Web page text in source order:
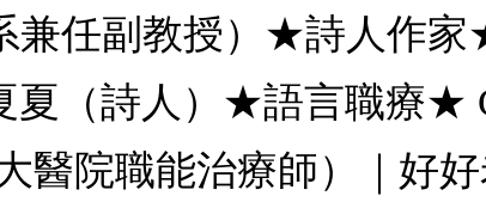
兼任副教授）★詩人作
夏（詩人）★語言職療★
醫院職能治療師）｜好